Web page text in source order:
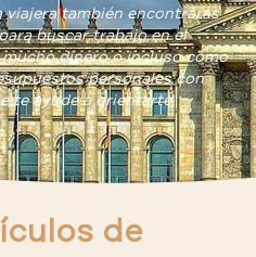
viajera también encontrarás
buscar trabajo en el
dinero o incluso cómo
personales con
te ayude a orientarte.
de